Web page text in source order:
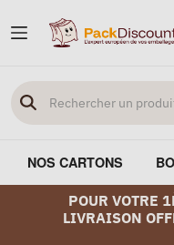
NOS CARTONS
POUR VOTRE
LIVRAISON